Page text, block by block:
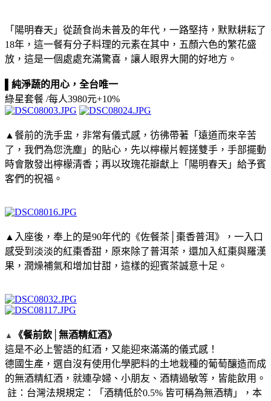
「陽明春天」從蔬食尚未普及的年代，一路堅持，默默耕耘了
18年，這一餐有分子料理的元素在其中，五顏六色的繁花盛
放，這是一個處處充滿驚喜，讓人眼界大開的好地方。
▌純淨蔬的用心，全台唯一
綠星套餐 /每人3980元+10%
▲餐前的洗手盅，非常有儀式感，彷彿帶著「遠道而來辛苦
了，我們為您洗塵」的貼心，先以檸檬片輕搓雙手，手部擺動
時會散發出檸檬清香；再以玫瑰花瓣獻上「陽明春天」給予賓
客們的祝福。
▲入座後，奉上的是90年代的《佐餐茶│棗香普洱》，一入口
感受到淡淡的紅棗香甜，原來除了普洱茶，還加入紅棗與羅漢
果，潤燥補氣和增加甘甜，這樣的迎賓茶誠意十足。
▲
《餐前飲│無酒精紅酒》
這是不必上警語的紅酒，又能迎來滿滿的儀式感！
德國生產，選自沒有使用化學肥料的土地栽種的葡萄釀造而成
的無酒精紅酒，就連孕婦、小朋友、酒精過敏等，皆能飲用。
註：台灣法規規定：「酒精低於0.5% 皆可稱為無酒精」，本